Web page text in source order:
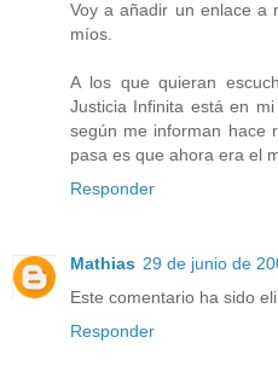
Voy a añadir un enlace a
míos.
A los que quieran
Justicia Infinita está en
según me informan hace
pasa es que ahora era el
Responder
Mathias 29 de junio de
Este comentario ha sido
Responder